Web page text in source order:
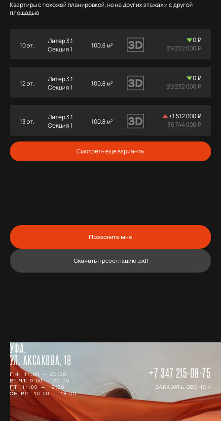
Квартиры с похожей планировкой, но на других этажах и с другой
площадью
10 эт.
Литер 3.1
Секция 1
100.8 м²
0 ₽
29 232 000 ₽
12 эт.
Литер 3.1
Секция 1
100.8 м²
0 ₽
29 232 000 ₽
13 эт.
Литер 3.1
Секция 1
100.8 м²
+1 512 000 ₽
30 744 000 ₽
Смотреть еще варианты
Позвоните мне
Скачать презентацию .pdf
УФА,
УЛ. АКСАКОВА, 18
ПН: 11:00 — 20:00
ВТ-ЧТ: 9:00 — 20:00
ПТ: 11:00 — 19:00
СБ-ВС: 10:00 — 18:00
+7 347 215-08-75
ЗАКАЗАТЬ ЗВОНОК